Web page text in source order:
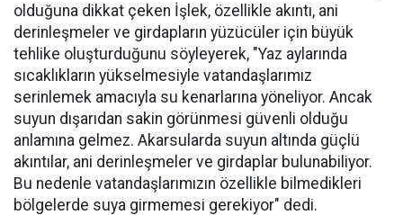
olduğuna dikkat çeken İşlek, özellikle akıntı, ani
derinleşmeler ve girdapların yüzücüler için büyük
tehlike oluşturduğunu söyleyerek, "Yaz aylarında
sıcaklıkların yükselmesiyle vatandaşlarımız
serinlemek amacıyla su kenarlarına yöneliyor. Ancak
suyun dışarıdan sakin görünmesi güvenli olduğu
anlamına gelmez. Akarsularda suyun altında güçlü
akıntılar, ani derinleşmeler ve girdaplar bulunabiliyor.
Bu nedenle vatandaşlarımızın özellikle bilmedikleri
bölgelerde suya girmemesi gerekiyor" dedi.